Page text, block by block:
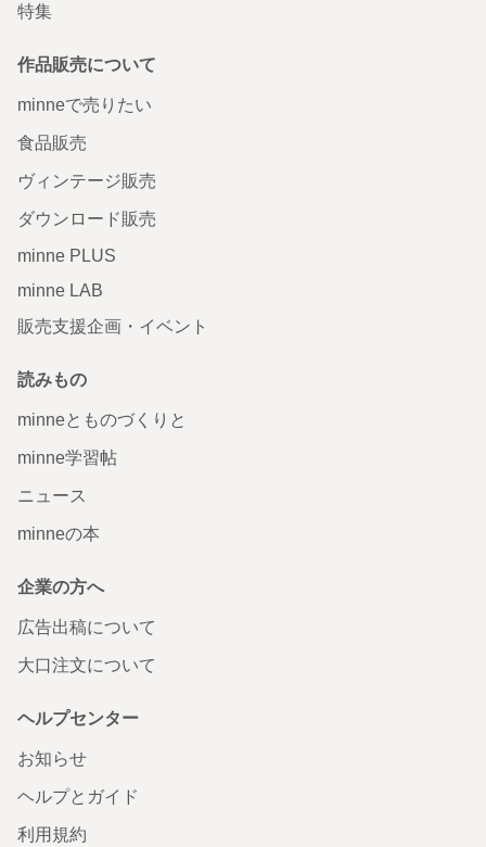
特集
作品販売について
minneで売りたい
食品販売
ヴィンテージ販売
ダウンロード販売
minne PLUS
minne LAB
販売支援企画・イベント
読みもの
minneとものづくりと
minne学習帖
ニュース
minneの本
企業の方へ
広告出稿について
大口注文について
ヘルプセンター
お知らせ
ヘルプとガイド
利用規約